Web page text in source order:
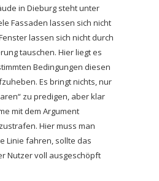
in Dieburg steht unter
Fassaden lassen sich nicht
lassen sich nicht durch
tauschen. Hier liegt es
Bedingungen diesen
Es bringt nichts, nur
zu predigen, aber klar
mit dem Argument
Hier muss man
Linie fahren, sollte das
Nutzer voll ausgeschöpft